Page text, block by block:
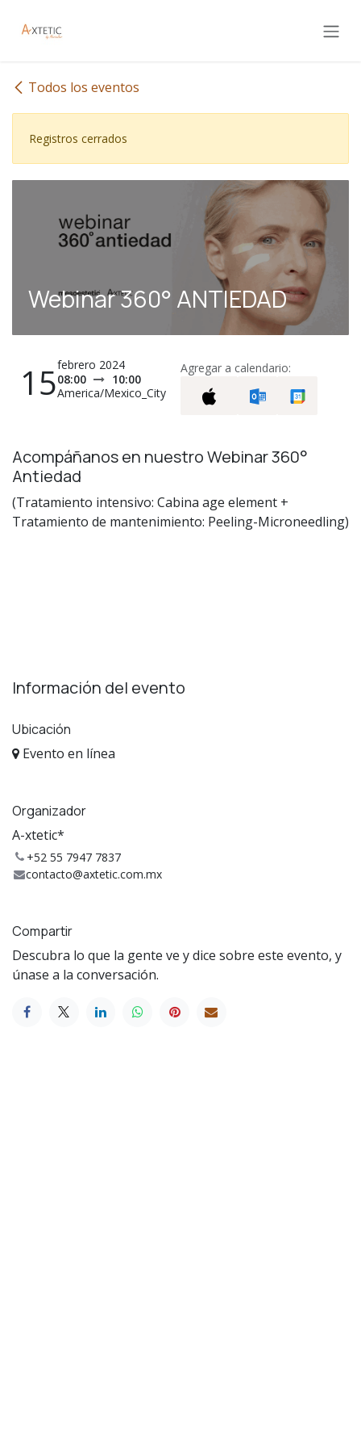
Todos los eventos
Registros cerrados
Webinar 360° ANTIEDAD
15febrero 2024
08:00
10:00
America/Mexico_City
Agregar a calendario:
Acompáñanos en nuestro Webinar 360°
Antiedad
(Tratamiento intensivo: Cabina age element +
Tratamiento de mantenimiento: Peeling-Microneedling)
Información del evento
Ubicación
Evento en línea
Organizador
A-xtetic*
+52 55 7947 7837
contacto@axtetic.com.mx
Compartir
Descubra lo que la gente ve y dice sobre este evento, y
únase a la conversación.